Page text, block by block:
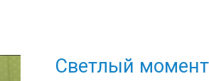
Светлый